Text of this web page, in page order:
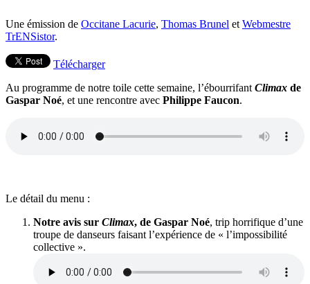
Une émission de Occitane Lacurie, Thomas Brunel et Webmestre
TrENSistor.
Télécharger
Au programme de notre toile cette semaine, l’ébourrifant Climax de
Gaspar Noé, et une rencontre avec Philippe Faucon.
Le détail du menu :
Notre avis sur Climax, de Gaspar Noé, trip horrifique d’une
troupe de danseurs faisant l’expérience de « l’impossibilité
collective ».